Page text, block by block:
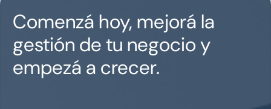
Comenzá hoy, mejorá la
gestión de tu negocio y
empezá a crecer.